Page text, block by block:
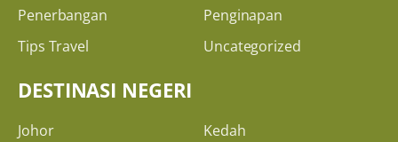
Penerbangan
Penginapan
Tips Travel
Uncategorized
DESTINASI NEGERI
Johor
Kedah